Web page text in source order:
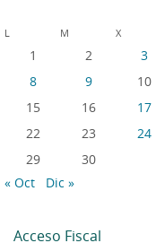
L M X
1 2 3
8
9 10
15
16 17
22
23 24
29
30
« Oct
Dic »
Acceso Fiscal